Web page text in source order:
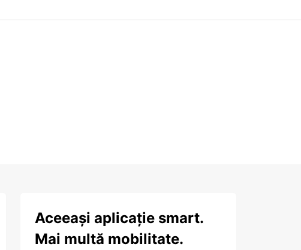
Aceeași aplicație smart.
Mai multă mobilitate.